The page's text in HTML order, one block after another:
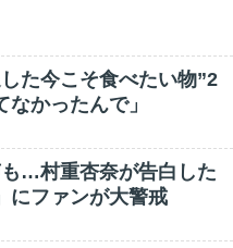
た今こそ食べたい物”2
かったんで」
も…村重杏奈が告白した
にファンが大警戒